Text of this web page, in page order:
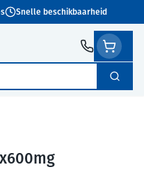
Snelle beschikbaarheid
Zoek